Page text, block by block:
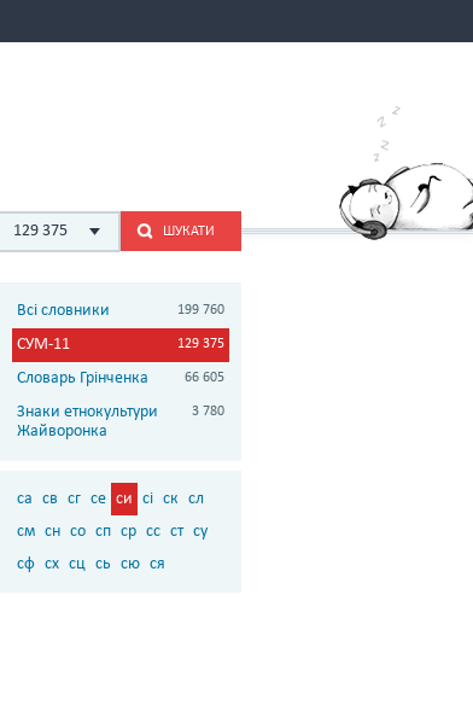
129 375 ШУКАТИ
Всі словники 199 760
СУМ-11 129 375
Словарь Грінченка 66 605
Знаки етнокультури
Жайворонка
3 780
са св сг се си сі ск сл
см сн со сп ср сс ст су
сф сх сц сь сю ся